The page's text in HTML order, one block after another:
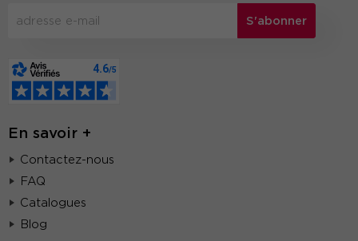
S'abonner
En savoir +
Contactez-nous
FAQ
Catalogues
Blog